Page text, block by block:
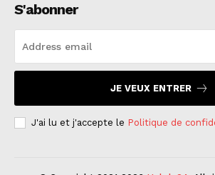
S'abonner
JE VEUX ENTRER
J'ai lu et j'accepte le Politique de